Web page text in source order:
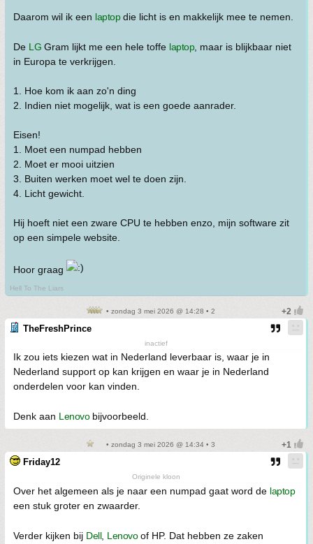
Daarom wil ik een laptopdie licht is en makkelijk mee te nemen.
De LG Gram lijkt me een hele toffe laptop, maar is blijkbaar niet
in Europa te verkrijgen.
1. Hoe kom ik aan zo'n ding
2. Indien niet mogelijk, wat is een goede aanrader.
Eisen!
1. Moet een numpad hebben
2. Moet er mooi uitzien
3. Buiten werken moet wel te doen zijn.
4. Licht gewicht.
Hij hoeft niet een zware CPU te hebben enzo, mijn software zit
op een simpele website.
Hoor graag
Hell To The Liars
• zondag 3 mei 2026 @ 14:28 • 2
TheFreshPrince
inactief
Ik zou iets kiezen wat in Nederland leverbaar is, waar je in
Nederland support op kan krijgen en waar je in Nederland
onderdelen voor kan vinden.
Denk aan Lenovobijvoorbeeld.
• zondag 3 mei 2026 @ 14:34 • 3
Friday12
Originele kloon
Over het algemeen als je naar een numpad gaat word de laptop
een stuk groter en zwaarder.
Verder kijken bij Dell, Lenovoof HP. Dat hebben ze zaken